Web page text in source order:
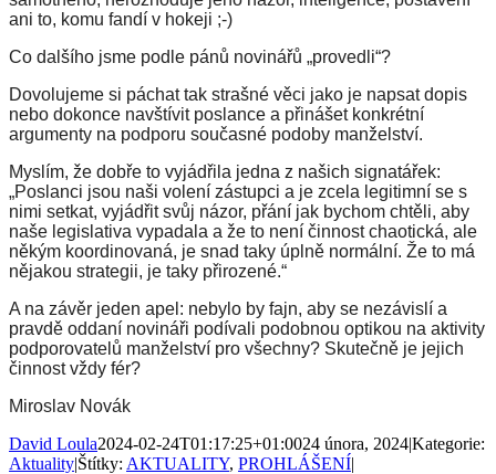
ani to, komu fandí v hokeji ;-)
Co dalšího jsme podle pánů novinářů „provedli“?
Dovolujeme si páchat tak strašné věci jako je napsat dopis
nebo dokonce navštívit poslance a přinášet konkrétní
argumenty na podporu současné podoby manželství.
Myslím, že dobře to vyjádřila jedna z našich signatářek:
„Poslanci jsou naši volení zástupci a je zcela legitimní se s
nimi setkat, vyjádřit svůj názor, přání jak bychom chtěli, aby
naše legislativa vypadala a že to není činnost chaotická, ale
někým koordinovaná, je snad taky úplně normální. Že to má
nějakou strategii, je taky přirozené.“
A na závěr jeden apel: nebylo by fajn, aby se nezávislí a
pravdě oddaní novináři podívali podobnou optikou na aktivity
podporovatelů manželství pro všechny? Skutečně je jejich
činnost vždy fér?
Miroslav Novák
David Loula2024-02-24T01:17:25+01:0024 února, 2024|Kategorie:
Aktuality|Štítky: AKTUALITY, PROHLÁŠENÍ|